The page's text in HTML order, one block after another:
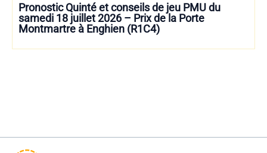
Pronostic Quinté et conseils de jeu PMU du
samedi 18 juillet 2026 – Prix de la Porte
Montmartre à Enghien (R1C4)